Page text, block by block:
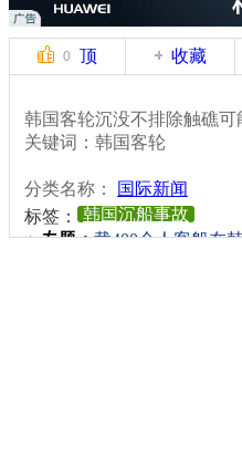
0 顶 收藏
韩国客轮沉没不排除触礁可
关键词：韩国客轮
分类名称：
国际新闻
标签：
韩国沉船事故
专题：载400余人客船在